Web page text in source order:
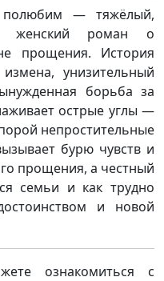
— тяжёлый,
женский роман о
прощения. История
унизительный
борьба за
острые углы —
непростительные
бурю чувств и
прощения, а честный
семьи и как трудно
и новой
ознакомиться с